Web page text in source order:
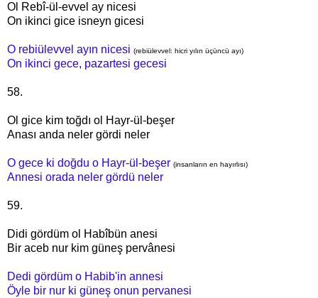
Ol Rebî-ül-evvel ay nicesi
On ikinci gice isneyn gicesi
O rebiülevvel ayın nicesi (rebiülevvel: hicri yılın üçüncü ayı)
On ikinci gece, pazartesi gecesi
58.
Ol gice kim toğdı ol Hayr-ül-beşer
Anası anda neler gördi neler
O gece ki doğdu o Hayr-ül-beşer (insanların en hayırlısı)
Annesi orada neler gördü neler
59.
Didi gördüm ol Habîbün anesi
Bir aceb nur kim güneş pervânesi
Dedi gördüm o Habib'in annesi
Öyle bir nur ki güneş onun pervanesi